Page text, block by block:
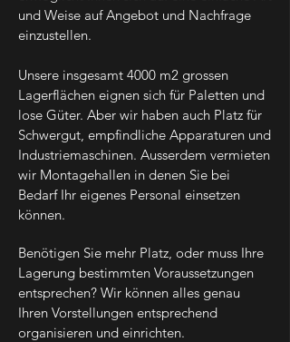
und Weise auf Angebot und Nachfrage
einzustellen.
Unsere insgesamt 4000 m2 grossen
Lagerflächen eignen sich für Paletten und
lose Güter. Aber wir haben auch Platz für
Schwergut, empfindliche Apparaturen und
Industriemaschinen. Ausserdem vermieten
wir Montagehallen in denen Sie bei
Bedarf Ihr eigenes Personal einsetzen
können.
Benötigen Sie mehr Platz, oder muss Ihre
Lagerung bestimmten Voraussetzungen
entsprechen? Wir können alles genau
Ihren Vorstellungen entsprechend
organisieren und einrichten.